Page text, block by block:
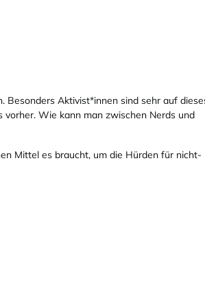
Besonders Aktivist*innen sind sehr auf
Wie kann man zwischen Nerds und
Mittel es braucht, um die Hürden für nicht-